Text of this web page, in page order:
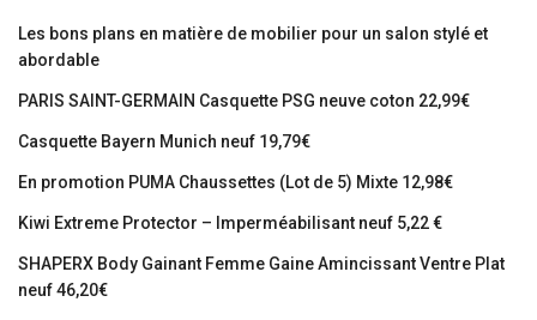
Les bons plans en matière de mobilier pour un salon stylé et
abordable
PARIS SAINT-GERMAIN Casquette PSG neuve coton 22,99€
Casquette Bayern Munich neuf 19,79€
En promotion PUMA Chaussettes (Lot de 5) Mixte 12,98€
Kiwi Extreme Protector – Imperméabilisant neuf 5,22 €
SHAPERX Body Gainant Femme Gaine Amincissant Ventre Plat
neuf 46,20€